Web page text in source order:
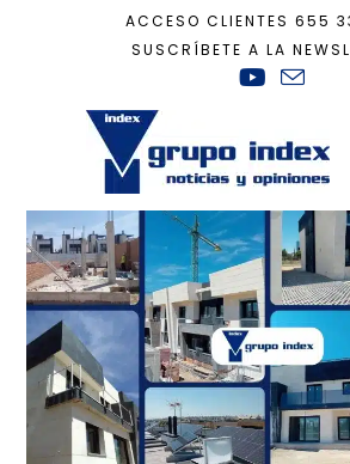
ACCESO CLIENTES 655
SUSCRÍBETE A LA
Residencial Finisterre